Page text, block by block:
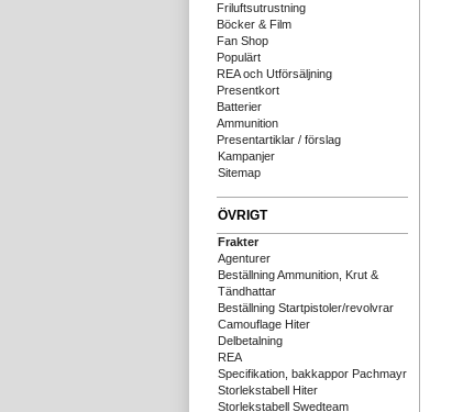
Friluftsutrustning
Böcker & Film
Fan Shop
Populärt
REA och Utförsäljning
Presentkort
Batterier
Ammunition
Presentartiklar / förslag
Kampanjer
Sitemap
ÖVRIGT
Frakter
Agenturer
Beställning Ammunition, Krut &
Tändhattar
Beställning Startpistoler/revolvrar
Camouflage Hiter
Delbetalning
REA
Specifikation, bakkappor Pachmayr
Storlekstabell Hiter
Storlekstabell Swedteam